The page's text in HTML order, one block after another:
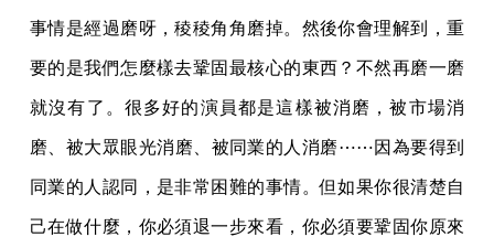
事情是經過磨呀，稜稜角角磨掉。然後你會理解到，重
要的是我們怎麼樣去鞏固最核心的東西？不然再磨一磨
就沒有了。很多好的演員都是這樣被消磨，被市場消
磨、被大眾眼光消磨、被同業的人消磨⋯⋯因為要得到
同業的人認同，是非常困難的事情。但如果你很清楚自
己在做什麼，你必須退一步來看，你必須要鞏固你原來